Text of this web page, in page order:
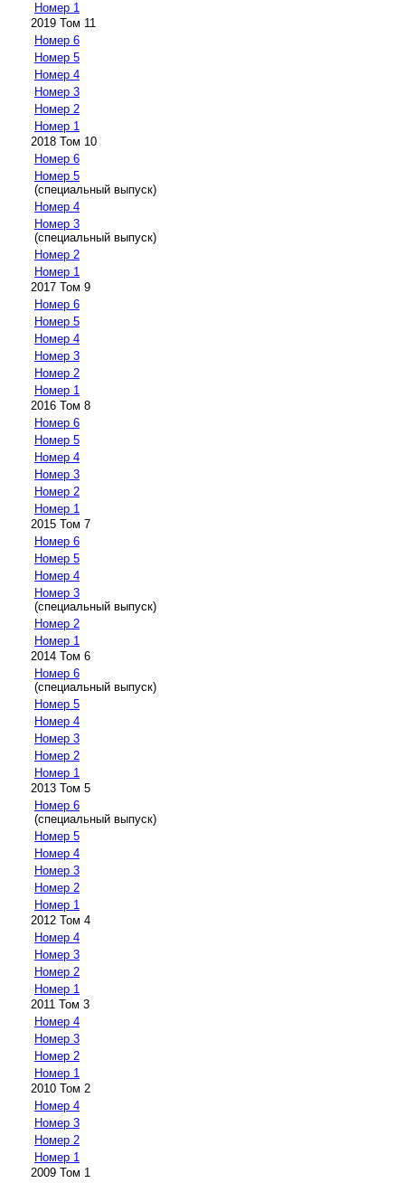
Номер 1
2019 Том 11
Номер 6
Номер 5
Номер 4
Номер 3
Номер 2
Номер 1
2018 Том 10
Номер 6
Номер 5
(специальный выпуск)
Номер 4
Номер 3
(специальный выпуск)
Номер 2
Номер 1
2017 Том 9
Номер 6
Номер 5
Номер 4
Номер 3
Номер 2
Номер 1
2016 Том 8
Номер 6
Номер 5
Номер 4
Номер 3
Номер 2
Номер 1
2015 Том 7
Номер 6
Номер 5
Номер 4
Номер 3
(специальный выпуск)
Номер 2
Номер 1
2014 Том 6
Номер 6
(специальный выпуск)
Номер 5
Номер 4
Номер 3
Номер 2
Номер 1
2013 Том 5
Номер 6
(специальный выпуск)
Номер 5
Номер 4
Номер 3
Номер 2
Номер 1
2012 Том 4
Номер 4
Номер 3
Номер 2
Номер 1
2011 Том 3
Номер 4
Номер 3
Номер 2
Номер 1
2010 Том 2
Номер 4
Номер 3
Номер 2
Номер 1
2009 Том 1